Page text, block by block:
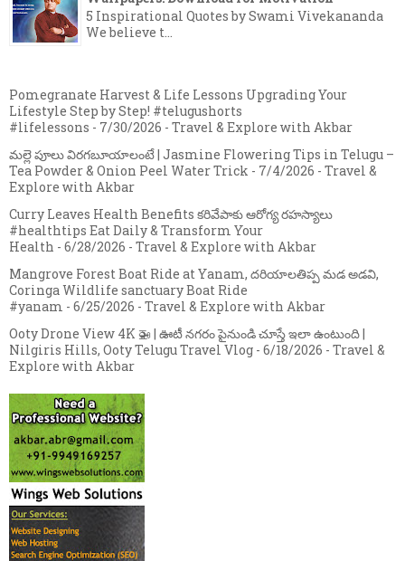
5 Inspirational Quotes by Swami Vivekananda
We believe t...
Pomegranate Harvest & Life Lessons Upgrading Your
Lifestyle Step by Step! #telugushorts
#lifelessons - 7/30/2026 - Travel & Explore with Akbar
మల్లె పూలు విరగబూయాలంటే | Jasmine Flowering Tips in Telugu –
Tea Powder & Onion Peel Water Trick - 7/4/2026 - Travel &
Explore with Akbar
Curry Leaves Health Benefits కరివేపాకు ఆరోగ్య రహస్యాలు
#healthtips Eat Daily & Transform Your
Health - 6/28/2026 - Travel & Explore with Akbar
Mangrove Forest Boat Ride at Yanam, దరియాలతిప్ప మడ అడవి,
Coringa Wildlife sanctuary Boat Ride
#yanam - 6/25/2026 - Travel & Explore with Akbar
Ooty Drone View 4K 🚁 | ఊటీ నగరం పైనుండి చూస్తే ఇలా ఉంటుంది |
Nilgiris Hills, Ooty Telugu Travel Vlog - 6/18/2026 - Travel &
Explore with Akbar